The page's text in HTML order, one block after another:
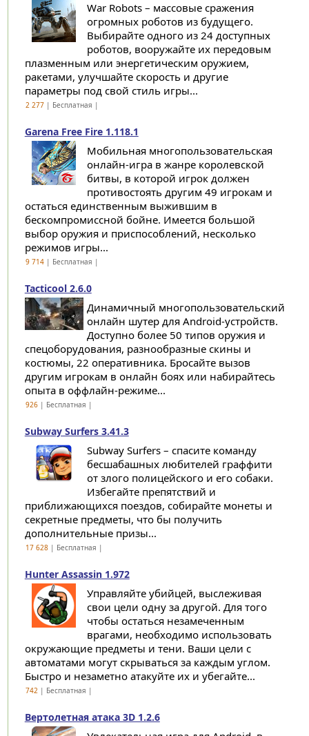
War Robots – массовые сражения
огромных роботов из будущего.
Выбирайте одного из 24 доступных
роботов, вооружайте их передовым
плазменным или энергетическим оружием,
ракетами, улучшайте скорость и другие
параметры под свой стиль игры...
2 277| Бесплатная |
Garena Free Fire 1.118.1
Мобильная многопользовательская
онлайн-игра в жанре королевской
битвы, в которой игрок должен
противостоять другим 49 игрокам и
остаться единственным выжившим в
бескомпромиссной бойне. Имеется большой
выбор оружия и приспособлений, несколько
режимов игры...
9 714| Бесплатная |
Tacticool 2.6.0
Динамичный многопользовательский
онлайн шутер для Android-устройств.
Доступно более 50 типов оружия и
спецоборудования, разнообразные скины и
костюмы, 22 оперативника. Бросайте вызов
другим игрокам в онлайн боях или набирайтесь
опыта в оффлайн-режиме...
926| Бесплатная |
Subway Surfers 3.41.3
Subway Surfers – спасите команду
бесшабашных любителей граффити
от злого полицейского и его собаки.
Избегайте препятствий и
приближающихся поездов, собирайте монеты и
секретные предметы, что бы получить
дополнительные призы...
17 628| Бесплатная |
Hunter Assassin 1.972
Управляйте убийцей, выслеживая
свои цели одну за другой. Для того
чтобы остаться незамеченным
врагами, необходимо использовать
окружающие предметы и тени. Ваши цели с
автоматами могут скрываться за каждым углом.
Быстро и незаметно атакуйте их и убегайте...
742| Бесплатная |
Вертолетная атака 3D 1.2.6